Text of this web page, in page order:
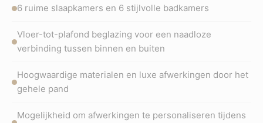
6 ruime slaapkamers en 6 stijlvolle badkamers
Vloer-tot-plafond beglazing voor een naadloze
verbinding tussen binnen en buiten
Hoogwaardige materialen en luxe afwerkingen door het
gehele pand
Mogelijkheid om afwerkingen te personaliseren tijdens